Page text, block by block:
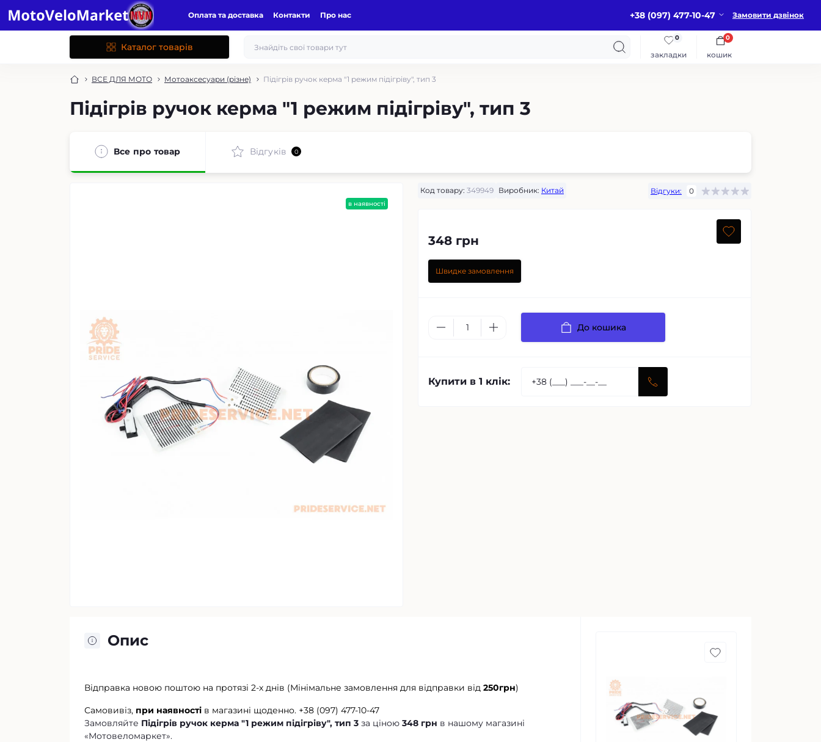
Оплата та доставка Контакти Про нас +38 (097) 477-10-47 Замовити дзвінок
Каталог товарів
закладки
0
кошик
0
ВСЕ ДЛЯ МОТО Мотоаксесуари (різне) Підігрів ручок керма "1 режим підігріву", тип 3
Підігрів ручок керма "1 режим підігріву", тип 3
Все про товар Відгуків 0
в наявності
Код товару: 349949 Виробник: Китай Відгуки: 0
348 грн
Швидке замовлення
До кошика
Купити в 1 клік:
Опис
Відправка новою поштою на протязі 2-х днів (Мінімальне замовлення для відправки від 250грн)
Самовивіз, при наявності в магазині щоденно. +38 (097) 477-10-47
Замовляйте Підігрів ручок керма "1 режим підігріву", тип 3 за ціною 348 грн в нашому магазині
«Мотовеломаркет».